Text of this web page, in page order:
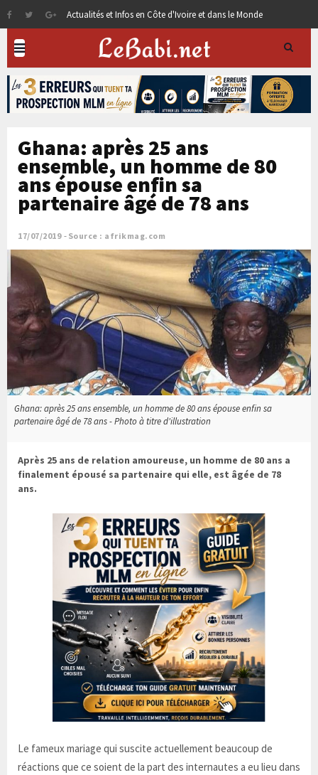
Actualités et Infos en Côte d'Ivoire et dans le Monde
Ghana: après 25 ans
ensemble, un homme de 80
ans épouse enfin sa
partenaire âgé de 78 ans
17/07/2019 Source : afrikmag.com
Ghana: après 25 ans ensemble, un homme de 80 ans épouse enfin sa
partenaire âgé de 78 ans - Photo à titre d'illustration
Après 25 ans de relation amoureuse, un homme de 80 ans a
finalement épousé sa partenaire qui elle, est âgée de 78
ans.
Le fameux mariage qui suscite actuellement beaucoup de
réactions que ce soient de la part des internautes a eu lieu dans